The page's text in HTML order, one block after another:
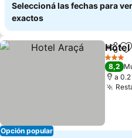
Seleccioná las fechas para
exactos
Opción popular
Hotel
3
8,2
a